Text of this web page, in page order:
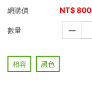
網購價
NT$800
數量
相容 黑色